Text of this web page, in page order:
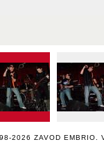
2026 ZAVOD EMBRIO .